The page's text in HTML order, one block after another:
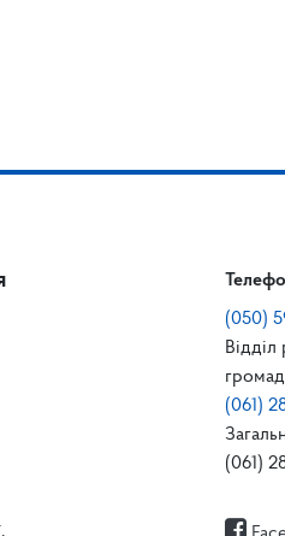
(050)
(061)
(061)